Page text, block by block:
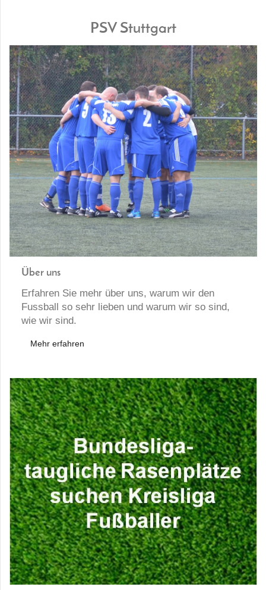
PSV Stuttgart
Über uns
Erfahren Sie mehr über uns, warum wir den
Fussball so sehr lieben und warum wir so sind,
wie wir sind.
Mehr erfahren